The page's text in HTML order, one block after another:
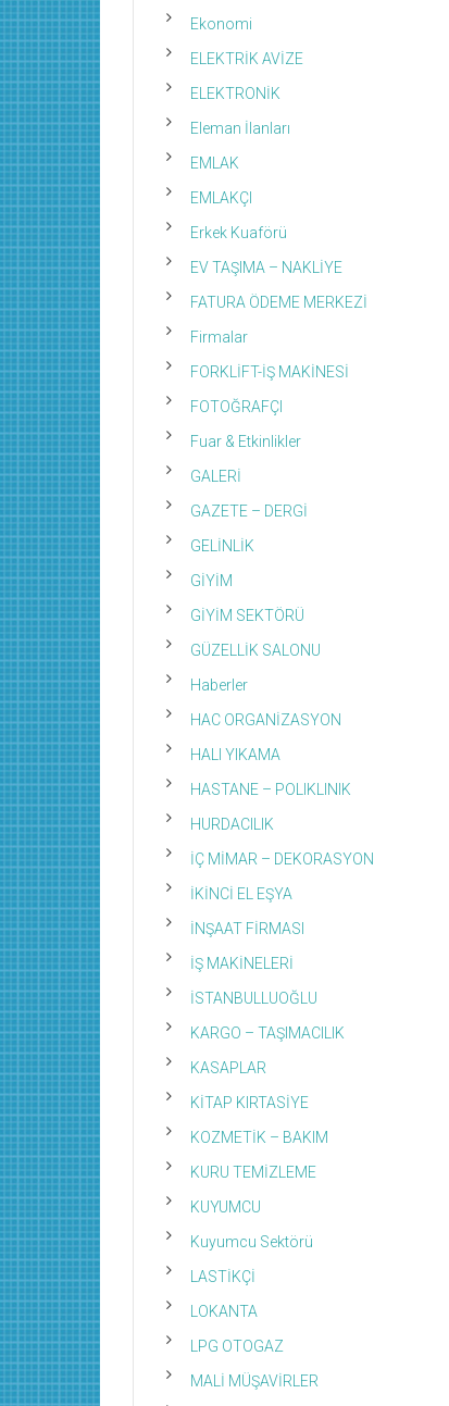
Ekonomi
ELEKTRİK AVİZE
ELEKTRONİK
Eleman İlanları
EMLAK
EMLAKÇI
Erkek Kuaförü
EV TAŞIMA – NAKLİYE
FATURA ÖDEME MERKEZİ
Firmalar
FORKLİFT-İŞ MAKİNESİ
FOTOĞRAFÇI
Fuar & Etkinlikler
GALERİ
GAZETE – DERGİ
GELİNLİK
GİYİM
GİYİM SEKTÖRÜ
GÜZELLİK SALONU
Haberler
HAC ORGANİZASYON
HALI YIKAMA
HASTANE – POLIKLINIK
HURDACILIK
İÇ MİMAR – DEKORASYON
İKİNCİ EL EŞYA
İNŞAAT FİRMASI
İŞ MAKİNELERİ
İSTANBULLUOĞLU
KARGO – TAŞIMACILIK
KASAPLAR
KİTAP KIRTASİYE
KOZMETİK – BAKIM
KURU TEMİZLEME
KUYUMCU
Kuyumcu Sektörü
LASTİKÇİ
LOKANTA
LPG OTOGAZ
MALİ MÜŞAVİRLER